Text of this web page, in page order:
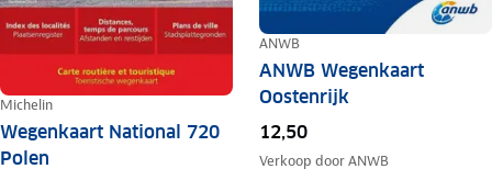
Michelin
Wegenkaart National 720
Polen
ANWB
ANWB Wegenkaart
Oostenrijk
12,50
Verkoop doorANWB